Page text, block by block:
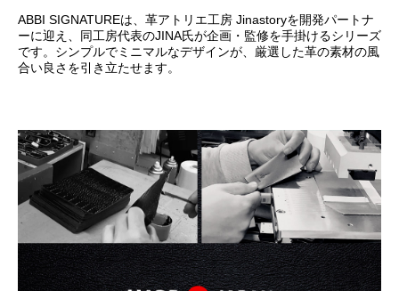
ABBI SIGNATUREは、革アトリエ工房 Jinastoryを開発パートナ
ーに迎え、同工房代表のJINA氏が企画・監修を手掛けるシリーズ
です。シンプルでミニマルなデザインが、厳選した革の素材の風
合い良さを引き立たせます。